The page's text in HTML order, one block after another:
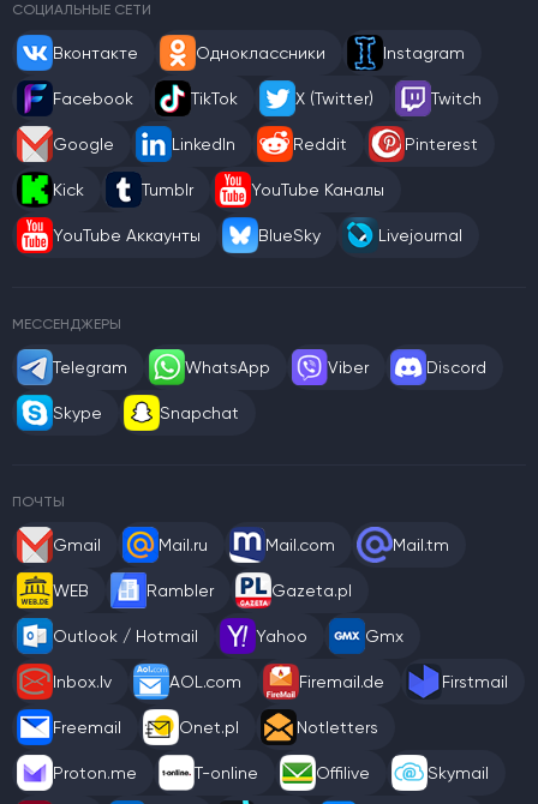
СОЦИАЛЬНЫЕ СЕТИ
Вконтакте Одноклассники Instagram
Facebook TikTok X (Twitter) Twitch
Google LinkedIn Reddit Pinterest
Kick Tumblr YouTube Каналы
YouTube Аккаунты BlueSky Livejournal
МЕССЕНДЖЕРЫ
Telegram WhatsApp Viber Discord
Skype Snapchat
ПОЧТЫ
Gmail Mail.ru Mail.com Mail.tm
WEB Rambler Gazeta.pl
Outlook / Hotmail Yahoo Gmx
Inbox.lv AOL.com Firemail.de Firstmail
Freemail Onet.pl Notletters
Proton.me T-online Offilive Skymail